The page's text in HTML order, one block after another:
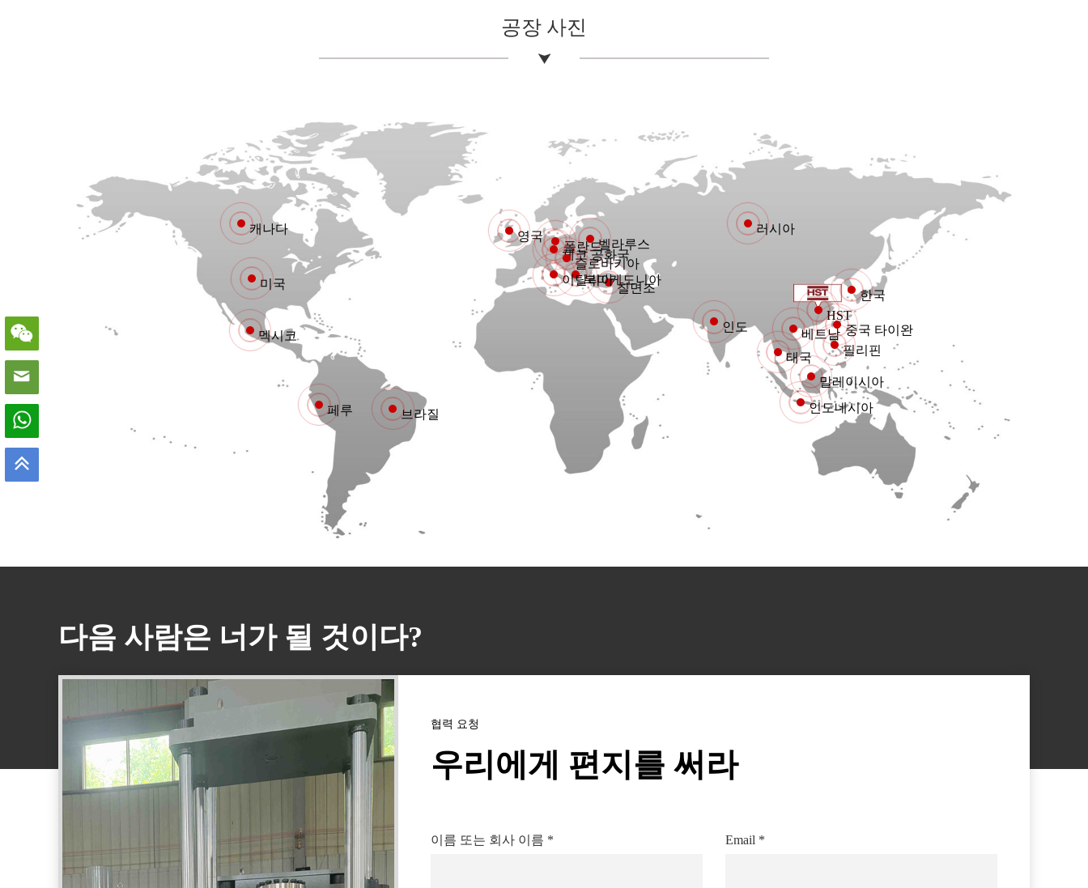
공장 사진
미국
멕시코
영국
폴란드
체코 공화국
슬로바키아
북마케도니아
러시아
한국
HST
중국 타이완
말레이시아
베트남
인도
인도네시아
필리핀
태국
칠면조
벨라루스
이탈리아
브라질
페루
캐나다
다음 사람은 너가 될 것이다?
협력 요청
우리에게 편지를 써라
이름 또는 회사 이름 * Email *